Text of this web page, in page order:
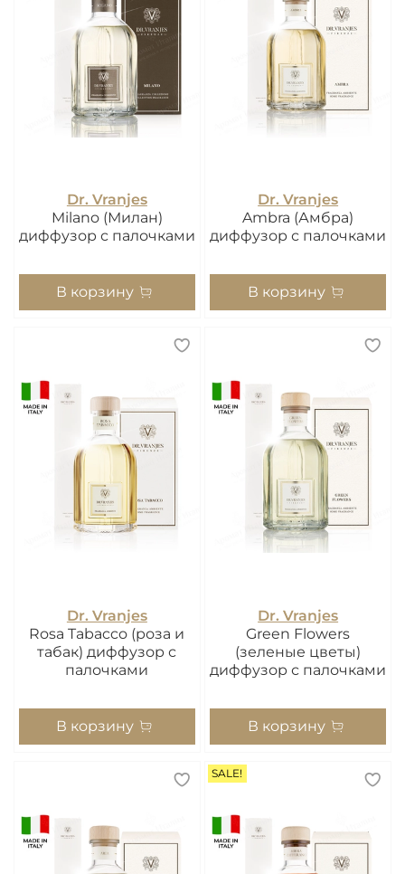
Dr. Vranjes
Milano (Милан)
диффузор с палочками
В корзину
Dr. Vranjes
Ambra (Амбра)
диффузор с палочками
В корзину
Dr. Vranjes
Rosa Tabacco (роза и
табак) диффузор с
палочками
В корзину
Dr. Vranjes
Green Flowers
(зеленые цветы)
диффузор с палочками
В корзину
SALE!